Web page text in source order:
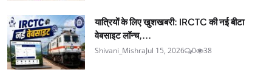
यात्रियों के लिए खुशखबरी: IRCTC की नई बीटा
वेबसाइट लॉन्च,...
Shivani_MishraJul 15, 2026 0 38